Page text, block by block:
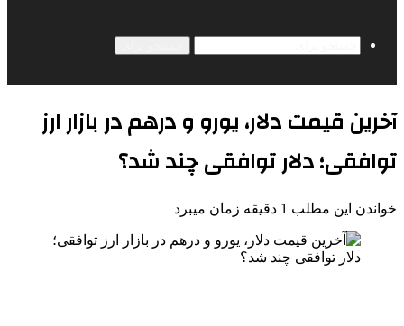
آخرین قیمت دلار، یورو و درهم در بازار ارز
توافقی؛ دلار توافقی چند شد؟
خواندن این مطلب 1 دقیقه زمان میبرد